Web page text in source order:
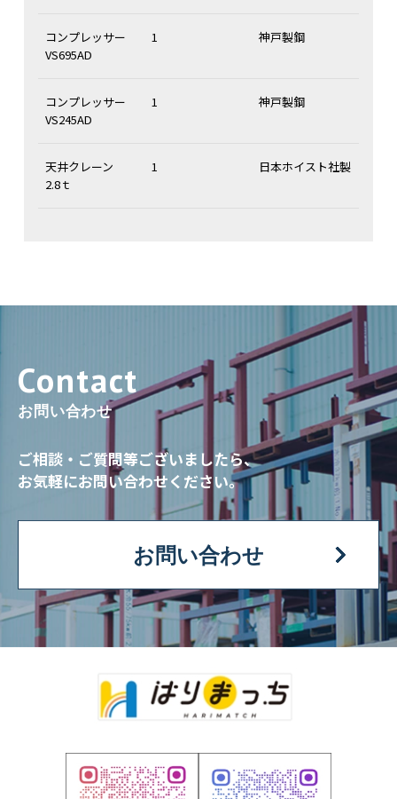
コンプレッサー
VS695AD
1 神戸製鋼
コンプレッサー
VS245AD
1 神戸製鋼
天井クレーン
2.8ｔ
1 日本ホイスト社製
お問い合わせ
ご相談・ご質問等ございましたら、
お気軽にお問い合わせください。
お問い合わせ